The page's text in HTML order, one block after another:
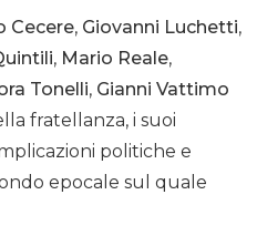
Cecere, Giovanni Luchetti,
, Mario Reale,
Tonelli, Gianni Vattimo
fratellanza, i suoi
politiche e
epocale sul quale